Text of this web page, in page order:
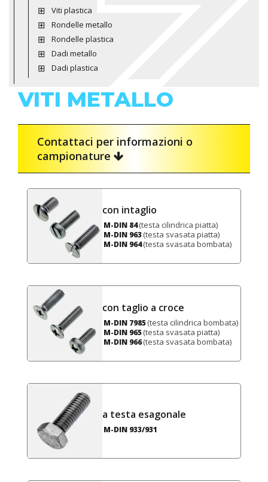
Viti plastica
Rondelle metallo
Rondelle plastica
Dadi metallo
Dadi plastica
VITI METALLO
Contattaci per informazioni o
campionature
con intaglio
M-DIN 84 (testa cilindrica piatta)
M-DIN 963 (testa svasata piatta)
M-DIN 964 (testa svasata bombata)
con taglio a croce
M-DIN 7985 (testa cilindrica bombata)
M-DIN 965 (testa svasata piatta)
M-DIN 966 (testa svasata bombata)
a testa esagonale
M-DIN 933/931